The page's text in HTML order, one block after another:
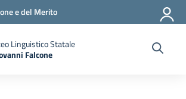
e del Merito
Linguistico Statale
Falcone